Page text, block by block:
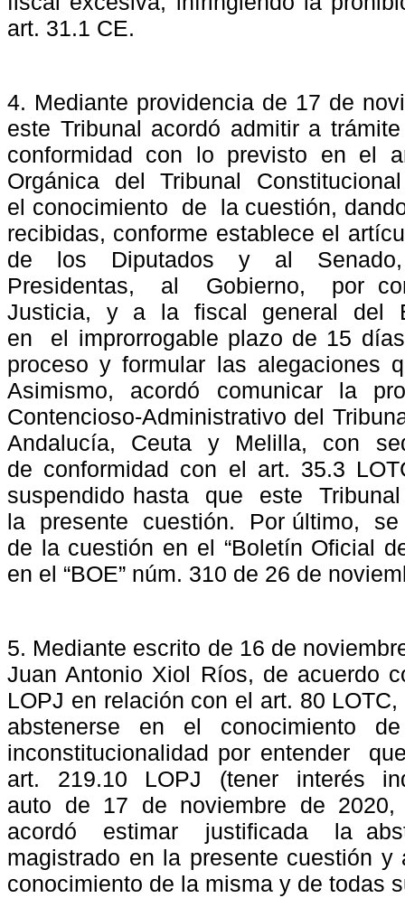
art. 31.1 CE.
4. Mediante providencia de 17 de
este Tribunal acordó admitir a
conformidad con lo previsto en el
Orgánica
del Tribunal
Constitucional
el conocimiento
de
la cuestión,
recibidas, conforme establece el
de
los Diputados y al
Senado,
Presidentas,
al Gobierno,
por
Justicia,
y a la fiscal general del
en
el improrrogable plazo de 15
proceso y formular las alegaciones
Asimismo, acordó comunicar la
Contencioso-Administrativo del
Andalucía,
Ceuta y Melilla, con
de conformidad con el art. 35.3
suspendido hasta
que este
Tribunal
la
presente cuestión. Por último,
se
de la cuestión en el “Boletín Oficial
en el “BOE” núm. 310 de 26 de
5. Mediante escrito de 16 de
Juan Antonio Xiol Ríos, de acuerdo
LOPJ en relación con el art. 80
abstenerse en el conocimiento
inconstitucionalidad por entender
art.
219.10 LOPJ (tener interés
auto
de 17 de noviembre de 2020,
acordó
estimar justificada
la
magistrado en la presente cuestión y
conocimiento de la misma y de todas